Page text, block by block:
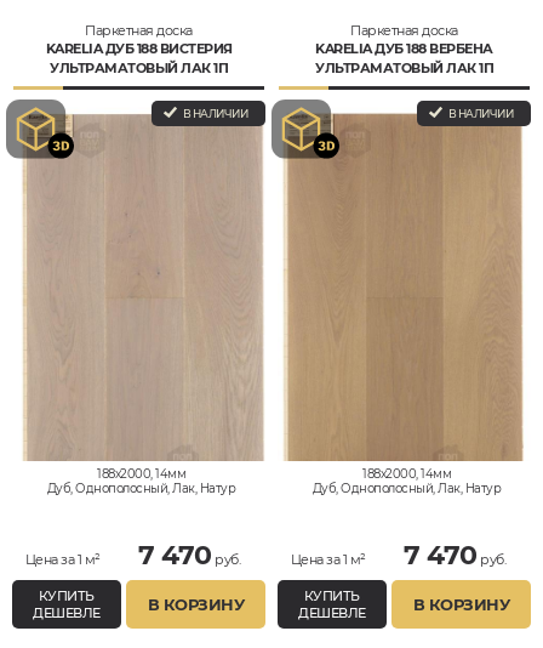
Паркетная доска
KARELIA ДУБ 188 ВИСТЕРИЯ
УЛЬТРАМАТОВЫЙ ЛАК 1П
В НАЛИЧИИ
188x2000, 14мм
Дуб, Однополосный, Лак, Натур
Цена за 1 м² 7 470 руб.
КУПИТЬ
ДЕШЕВЛЕ
В КОРЗИНУ
Паркетная доска
KARELIA ДУБ 188 ВЕРБЕНА
УЛЬТРАМАТОВЫЙ ЛАК 1П
В НАЛИЧИИ
188x2000, 14мм
Дуб, Однополосный, Лак, Натур
Цена за 1 м² 7 470 руб.
КУПИТЬ
ДЕШЕВЛЕ
В КОРЗИНУ